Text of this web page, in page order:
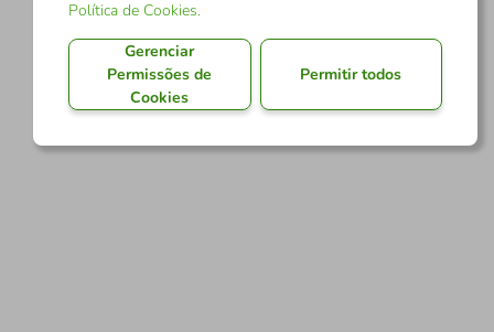
Política de Cookies.
Gerenciar
Permissões de
Cookies
Permitir todos